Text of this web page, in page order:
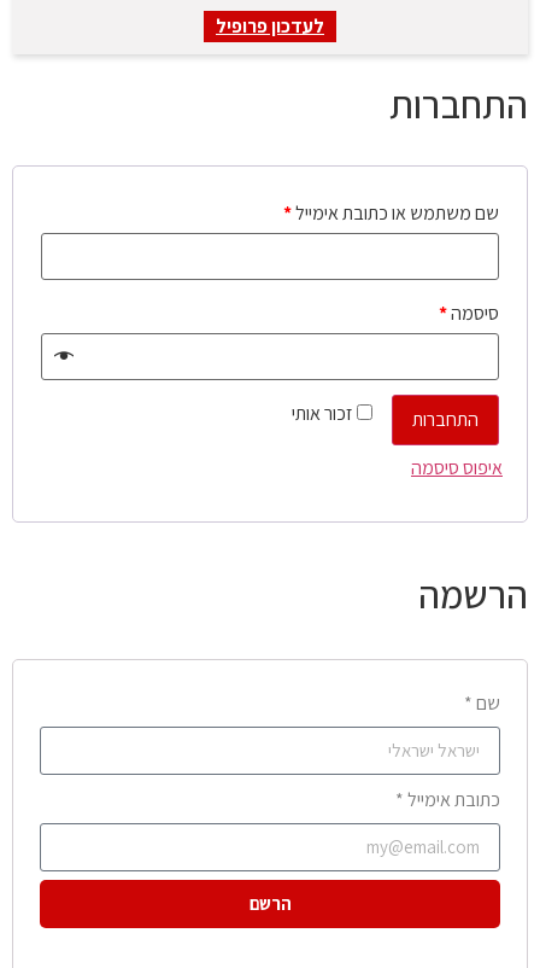
לעדכון פרופיל
התחברות
שם משתמש או כתובת אימייל*
סיסמה*
זכור אותי
התחברות
איפוס סיסמה
הרשמה
שם *
כתובת אימייל *
הרשם